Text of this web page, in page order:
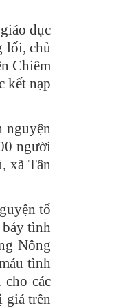
dục
lối, chủ
Chiêm
kết nạp
nguyện
người
xã Tân
tổ
bảy tình
Nông
tình
các
giá trên